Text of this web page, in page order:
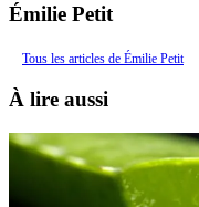
Émilie Petit
Tous les articles de Émilie Petit
À lire aussi